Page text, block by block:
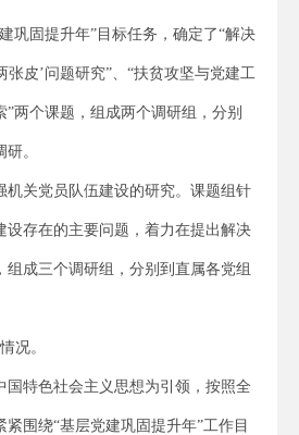
巩固提升年”目标任务，确定了“解决
张皮’问题研究”、“扶贫攻坚与党建工
两个课题，组成两个调研组，分别
。
机关党员队伍建设的研究。课题组针
设存在的主要问题，着力在提出解决
组成三个调研组，分别到直属各党组
况。
国特色社会主义思想为引领，按照全
围绕“基层党建巩固提升年”工作目